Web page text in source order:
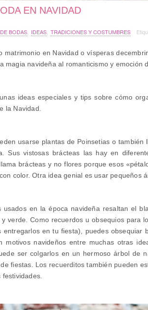
EN NAVIDAD
BODAS IDEAS TRADICIONES Y COSTUMBRES
matrimonio en Navidad o vísperas
magia navideña al romanticismo y emoción
ideas especiales y tips sobre cómo
la Navidad.
usarse plantas de Poinsetias o también
Sus vistosas brácteas las hay en
brácteas y no flores porque esos
color. Otra idea genial es usar pequeños
en la época navideña resaltan el
verde. Como recuerdos u obsequios para
en tu fiesta), puedes obsequiar
motivos navideños entre muchas otras
ser colgarlos en un hermoso árbol de
fiestas. Los recuerditos también pueden